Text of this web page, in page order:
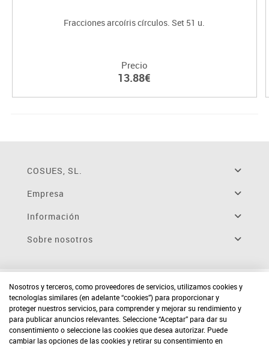
Fracciones arcoíris círculos. Set 51 u.
Precio
13.88€
COSUES, SL.
Empresa
Información
Sobre nosotros
Nosotros y terceros, como proveedores de servicios, utilizamos cookies y
tecnologías similares (en adelante “cookies”) para proporcionar y
proteger nuestros servicios, para comprender y mejorar su rendimiento y
para publicar anuncios relevantes. Seleccione “Aceptar” para dar su
consentimiento o seleccione las cookies que desea autorizar. Puede
cambiar las opciones de las cookies y retirar su consentimiento en